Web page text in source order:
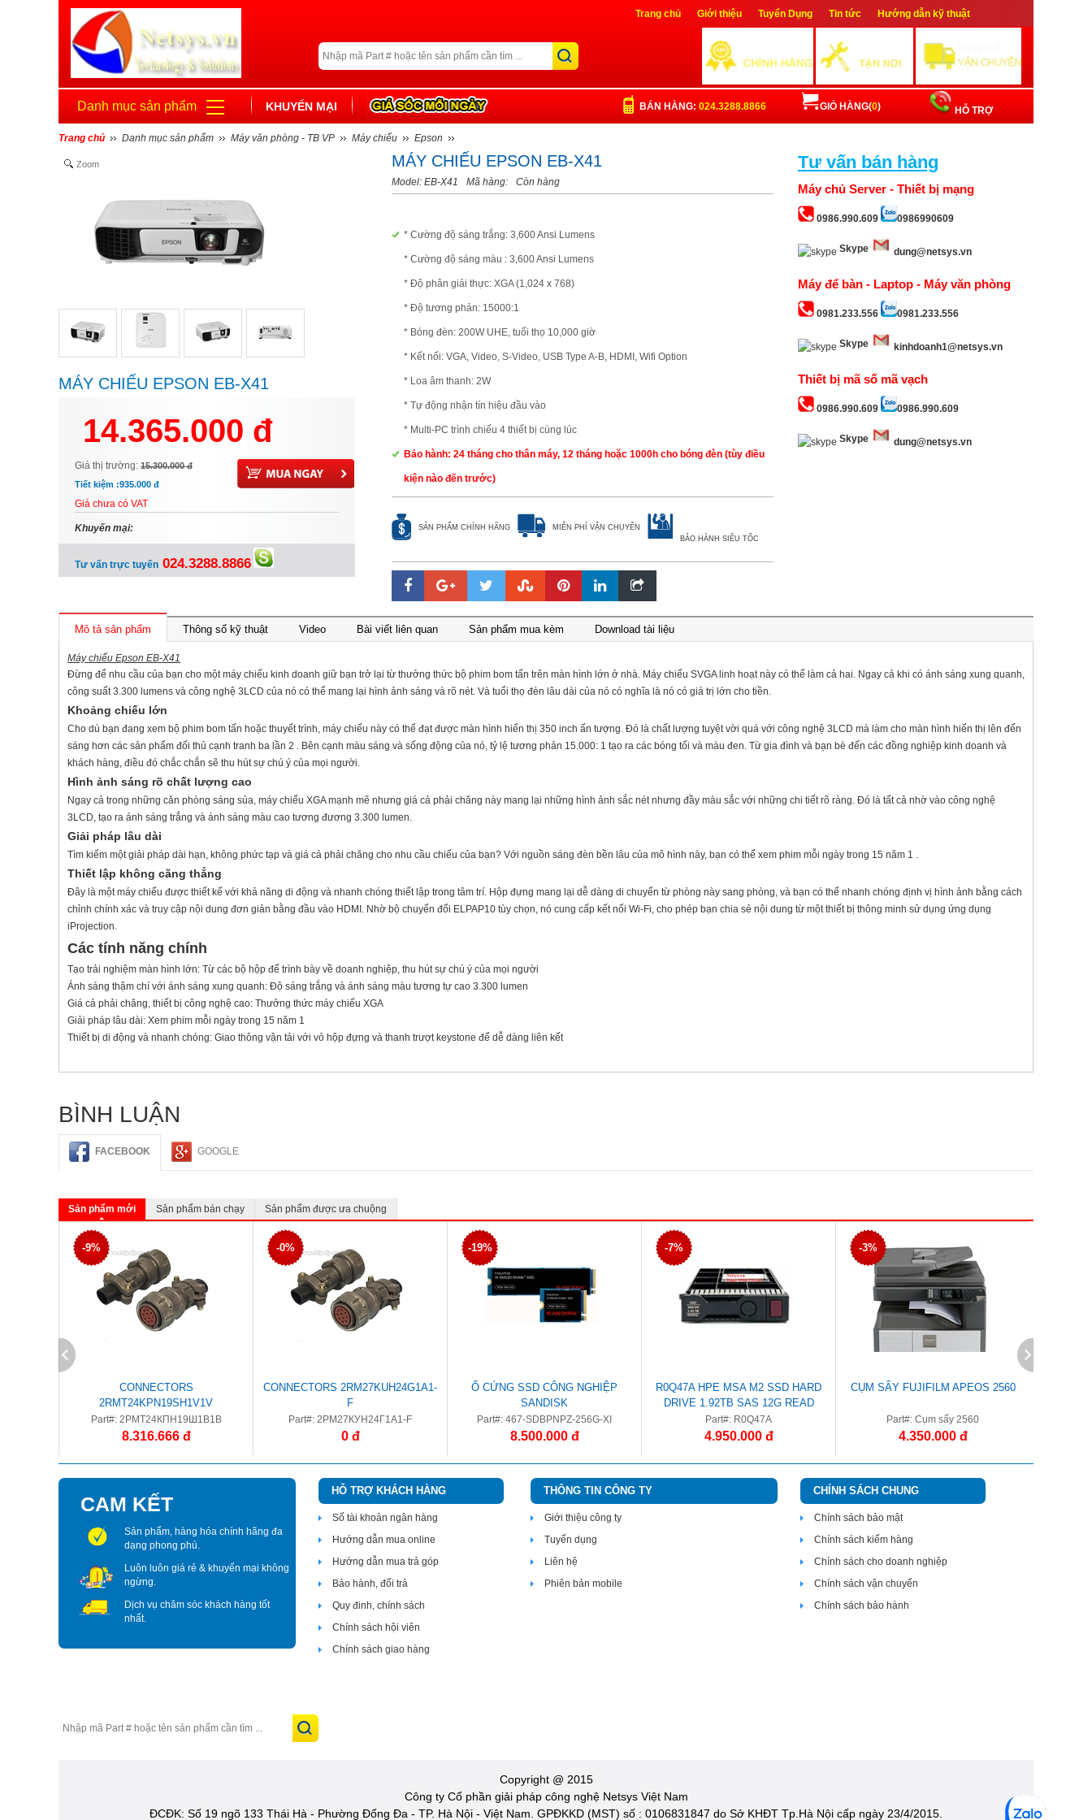
Trang chủ Giới thiệu Tuyển Dụng Tin tức Hướng dẫn kỹ thuật
Đăng nhập
Danh mục sản phẩm KHUYẾN MẠI HỖ TRỢ
GIỎ HÀNG(0)
BÁN HÀNG: 024.3288.8866
Trang chủ Danh mục sản phẩm Máy văn phòng - TB VP Máy chiếu Epson
Zoom
MÁY CHIẾU EPSON EB-X41
14.365.000 đ
Giá thị trường: 15.300.000 đ
Tiết kiệm :935.000 đ
Giá chưa có VAT
Khuyến mại:
Tư vấn trực tuyến 024.3288.8866
MÁY CHIẾU EPSON EB-X41
Model: EB-X41 Mã hàng: Còn hàng
* Cường độ sáng trắng: 3,600 Ansi Lumens
* Cường độ sáng màu : 3,600 Ansi Lumens
* Độ phân giải thực: XGA (1,024 x 768)
* Độ tương phản: 15000:1
* Bóng đèn: 200W UHE, tuổi thọ 10,000 giờ
* Kết nối: VGA, Video, S-Video, USB Type A-B, HDMI, Wifi Option
* Loa âm thanh: 2W
* Tự động nhận tín hiệu đầu vào
* Multi-PC trình chiếu 4 thiết bị cùng lúc
Bảo hành: 24 tháng cho thân máy, 12 tháng hoặc 1000h cho bóng đèn (tùy điều
kiện nào đến trước)
SẢN PHẨM CHÍNH HÃNG
MIỄN PHÍ VẬN CHUYỂN
BẢO HÀNH SIÊU TỐC
Tư vấn bán hàng
Máy chủ Server - Thiết bị mạng
0986.990.609 0986990609
Skype dung@netsys.vn
Máy để bàn - Laptop - Máy văn phòng
0981.233.556 0981.233.556
Skype kinhdoanh1@netsys.vn
Thiết bị mã số mã vạch
0986.990.609 0986.990.609
Skype dung@netsys.vn
Mô tả sản phẩm Thông số kỹ thuật Video Bài viết liên quan Sản phẩm mua kèm Download tài liệu
Máy chiếu Epson EB-X41
Đừng để nhu cầu của bạn cho một máy chiếu kinh doanh giữ bạn trở lại từ thưởng thức bộ phim bom tấn trên màn hình lớn ở nhà. Máy chiếu SVGA linh hoạt này có thể làm cả hai. Ngay cả khi có ánh sáng xung quanh,
công suất 3.300 lumens và công nghệ 3LCD của nó có thể mang lại hình ảnh sáng và rõ nét. Và tuổi thọ đèn lâu dài của nó có nghĩa là nó có giá trị lớn cho tiền.
Khoảng chiếu lớn
Cho dù bạn đang xem bộ phim bom tấn hoặc thuyết trình, máy chiếu này có thể đạt được màn hình hiển thị 350 inch ấn tượng. Đó là chất lượng tuyệt vời quá với công nghệ 3LCD mà làm cho màn hình hiển thị lên đến
sáng hơn các sản phẩm đối thủ cạnh tranh ba lần 2 . Bên cạnh màu sáng và sống động của nó, tỷ lệ tương phản 15.000: 1 tạo ra các bóng tối và màu đen. Từ gia đình và bạn bè đến các đồng nghiệp kinh doanh và
khách hàng, điều đó chắc chắn sẽ thu hút sự chú ý của mọi người.
Hình ảnh sáng rõ chất lượng cao
Ngay cả trong những căn phòng sáng sủa, máy chiếu XGA mạnh mẽ nhưng giá cả phải chăng này mang lại những hình ảnh sắc nét nhưng đầy màu sắc với những chi tiết rõ ràng. Đó là tất cả nhờ vào công nghệ
3LCD, tạo ra ánh sáng trắng và ánh sáng màu cao tương đương 3.300 lumen.
Giải pháp lâu dài
Tìm kiếm một giải pháp dài hạn, không phức tạp và giá cả phải chăng cho nhu cầu chiếu của bạn? Với nguồn sáng đèn bền lâu của mô hình này, bạn có thể xem phim mỗi ngày trong 15 năm 1 .
Thiết lập không căng thẳng
Đây là một máy chiếu được thiết kế với khả năng di động và nhanh chóng thiết lập trong tâm trí. Hộp đựng mang lại dễ dàng di chuyển từ phòng này sang phòng, và bạn có thể nhanh chóng định vị hình ảnh bằng cách
chỉnh chính xác và truy cập nội dung đơn giản bằng đầu vào HDMI. Nhờ bộ chuyển đổi ELPAP10 tùy chọn, nó cung cấp kết nối Wi-Fi, cho phép bạn chia sẻ nội dung từ một thiết bị thông minh sử dụng ứng dụng
iProjection.
Các tính năng chính
Tạo trải nghiệm màn hình lớn: Từ các bộ hộp để trình bày về doanh nghiệp, thu hút sự chú ý của mọi người
Ánh sáng thậm chí với ánh sáng xung quanh: Độ sáng trắng và ánh sáng màu tương tự cao 3.300 lumen
Giá cả phải chăng, thiết bị công nghệ cao: Thưởng thức máy chiếu XGA
Giải pháp lâu dài: Xem phim mỗi ngày trong 15 năm 1
Thiết bị di động và nhanh chóng: Giao thông vận tải với vỏ hộp đựng và thanh trượt keystone để dễ dàng liên kết
BÌNH LUẬN
FACEBOOK GOOGLE
Sản phẩm mới Sản phẩm bán chạy Sản phẩm được ưa chuộng
-9%
CONNECTORS
2RMT24KPN19SH1V1V
Part#: 2РМТ24КПН19Ш1В1В
8.316.666 đ
-0%
CONNECTORS 2RM27KUH24G1A1-
F
Part#: 2РМ27КУН24Г1А1-F
0 đ
-19%
Ổ CỨNG SSD CÔNG NGHIỆP
SANDISK
Part#: 467-SDBPNPZ-256G-XI
8.500.000 đ
-7%
R0Q47A HPE MSA M2 SSD HARD
DRIVE 1.92TB SAS 12G READ
INTENSIVE SFF 2.5IN
Part#: R0Q47A
4.950.000 đ
-3%
CỤM SẤY FUJIFILM APEOS 2560
Part#: Cụm sấy 2560
4.350.000 đ
CAM KẾT
Sản phẩm, hàng hóa chính hãng đa
dạng phong phú.
Luôn luôn giá rẻ & khuyến mại không
ngừng.
Dịch vụ chăm sóc khách hàng tốt
nhất.
HỖ TRỢ KHÁCH HÀNG
Số tài khoản ngân hàng
Hướng dẫn mua online
Hướng dẫn mua trả góp
Bảo hành, đổi trả
Quy đinh, chính sách
Chính sách hội viên
Chính sách giao hàng
THÔNG TIN CÔNG TY
Giới thiệu công ty
Tuyển dụng
Liên hệ
Phiên bản mobile
CHÍNH SÁCH CHUNG
Chính sách bảo mật
Chính sách kiểm hàng
Chính sách cho doanh nghiệp
Chính sách vận chuyển
Chính sách bảo hành
Copyright @ 2015
Công ty Cổ phần giải pháp công nghệ Netsys Việt Nam
ĐCĐK: Số 19 ngõ 133 Thái Hà - Phường Đống Đa - TP. Hà Nội - Việt Nam. GPĐKKD (MST) số : 0106831847 do Sở KHĐT Tp.Hà Nội cấp ngày 23/4/2015.